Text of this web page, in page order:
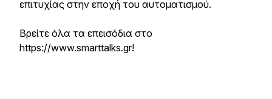
επιτυχίας στην εποχή του αυτοματισμού.
Βρείτε όλα τα επεισόδια στο
https://www.smarttalks.gr!